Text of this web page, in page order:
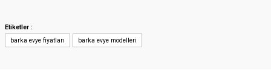
Ürün resmi kalitesiz, bozuk veya görüntülenemiyor.
Etiketler :
barka evye fiyatları
barka evye modelleri